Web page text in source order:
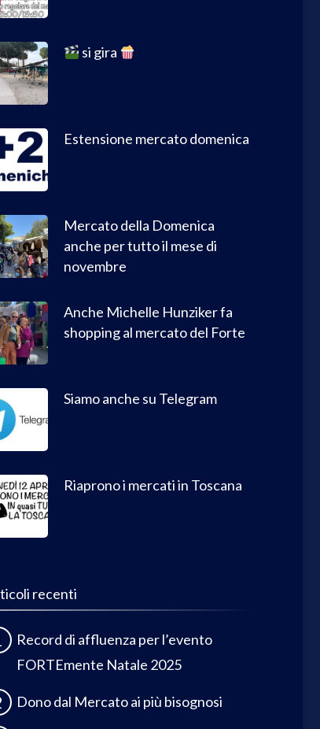
si gira
Estensione mercato domenica
Mercato della Domenica
anche per tutto il mese di
novembre
Anche Michelle Hunziker fa
shopping al mercato del Forte
Siamo anche su Telegram
Riaprono i mercati in Toscana
recenti
Record di affluenza per l’evento
FORTEmente Natale 2025
Dono dal Mercato ai più bisognosi